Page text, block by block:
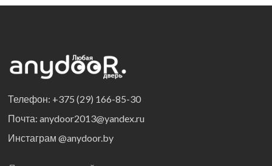
Телефон: +375 (29) 166-85-30
Почта: anydoor2013@yandex.ru
Инстаграм @anydoor.by